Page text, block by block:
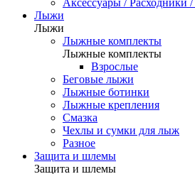
Аксессуары / Расходники /
Лыжи
Лыжи
Лыжные комплекты
Лыжные комплекты
Взрослые
Беговые лыжи
Лыжные ботинки
Лыжные крепления
Смазка
Чехлы и сумки для лыж
Разное
Защита и шлемы
Защита и шлемы